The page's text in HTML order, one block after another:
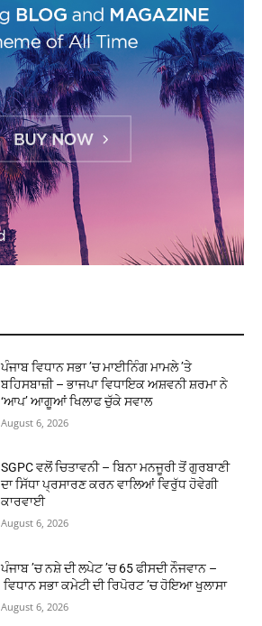
ਪੰਜਾਬ ਵਿਧਾਨ ਸਭਾ ’ਚ ਮਾਈਨਿੰਗ ਮਾਮਲੇ ’ਤੇ
ਬਹਿਸਬਾਜ਼ੀ – ਭਾਜਪਾ ਵਿਧਾਇਕ ਅਸ਼ਵਨੀ ਸ਼ਰਮਾ ਨੇ
‘ਆਪ’ ਆਗੂਆਂ ਖਿਲਾਫ ਚੁੱਕੇ ਸਵਾਲ
August 6, 2026
SGPC ਵਲੋਂ ਚਿਤਾਵਨੀ – ਬਿਨਾ ਮਨਜੂਰੀ ਤੋਂ ਗੁਰਬਾਣੀ
ਦਾ ਸਿੱਧਾ ਪ੍ਰਸਾਰਣ ਕਰਨ ਵਾਲਿਆਂ ਵਿਰੁੱਧ ਹੋਵੇਗੀ
ਕਾਰਵਾਈ
August 6, 2026
ਪੰਜਾਬ ’ਚ ਨਸ਼ੇ ਦੀ ਲਪੇਟ ’ਚ 65 ਫੀਸਦੀ ਨੌਜਵਾਨ –
ਵਿਧਾਨ ਸਭਾ ਕਮੇਟੀ ਦੀ ਰਿਪੋਰਟ ’ਚ ਹੋਇਆ ਖੁਲਾਸਾ
August 6, 2026